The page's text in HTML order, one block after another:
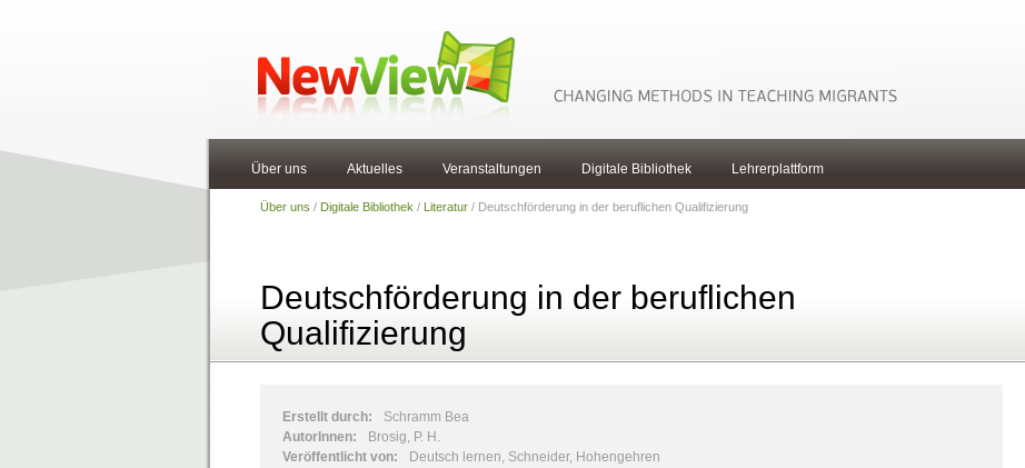
Über uns Aktuelles Veranstaltungen Digitale Bibliothek Lehrerplattform
Über uns / Digitale Bibliothek / Literatur / Deutschförderung in der beruflichen Qualifizierung
Deutschförderung in der beruflichen
Qualifizierung
Erstellt durch:
Schramm Bea
AutorInnen:
Brosig, P. H.
Veröffentlicht von:
Deutsch lernen, Schneider, Hohengehren